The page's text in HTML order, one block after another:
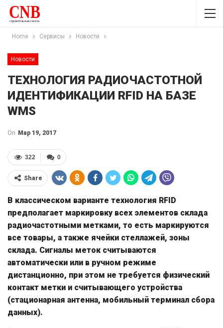
Home Сервисы Новости
Новости
ТЕХНОЛОГИЯ РАДИОЧАСТОТНОЙ
ИДЕНТИФИКАЦИИ RFID НА БАЗЕ
WMS
On Мар 19, 2017
0
322
Share
В классическом варианте технология RFID
предполагает маркировку всех элементов склада
радиочастотными метками, то есть маркируются
все товары, а также ячейки стеллажей, зоны
склада. Сигналы меток считываются
автоматически или в ручном режиме
дистанционно, при этом не требуется физический
контакт метки и считывающего устройства
(стационарная антенна, мобильный терминал сбора
данных).